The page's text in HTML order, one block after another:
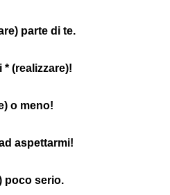
parte di te.
(realizzare)!
o meno!
aspettarmi!
poco serio.